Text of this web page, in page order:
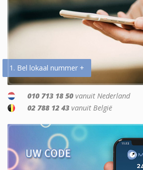
1. Bel lokaal nummer +
010 713 18 50 vanuit Nederland
02 788 12 43 vanuit België